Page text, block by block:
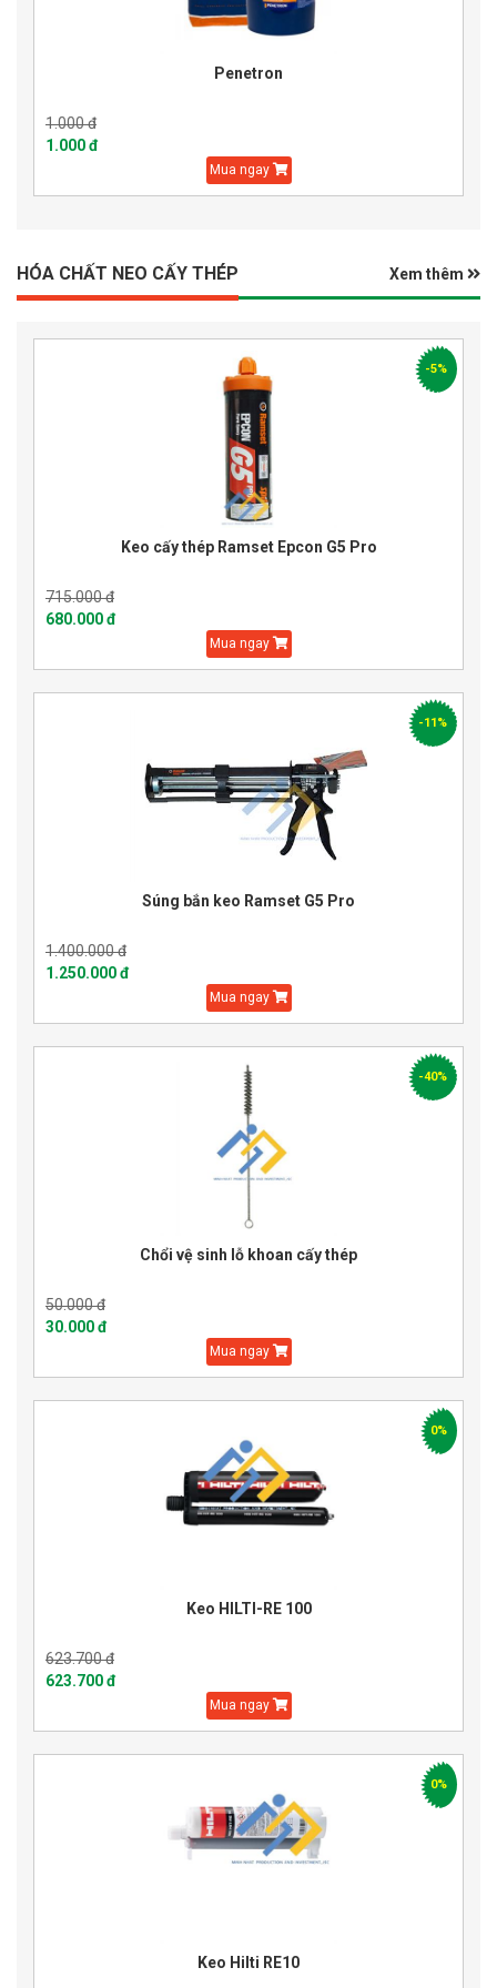
Penetron
1.000 đ
1.000 đ
Mua ngay
HÓA CHẤT NEO CẤY THÉP Xem thêm
Keo cấy thép Ramset Epcon G5 Pro
715.000 đ
680.000 đ
Mua ngay
-5%
Súng bắn keo Ramset G5 Pro
1.400.000 đ
1.250.000 đ
Mua ngay
-11%
Chổi vệ sinh lỗ khoan cấy thép
50.000 đ
30.000 đ
Mua ngay
-40%
Keo HILTI-RE 100
623.700 đ
623.700 đ
Mua ngay
0%
Keo Hilti RE10
0%